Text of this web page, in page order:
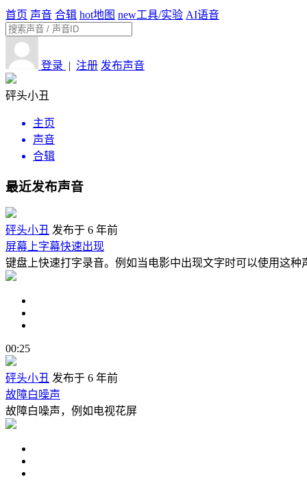
首页 声音 合辑 hot地图 new工具/实验 AI语音
登录 | 注册 发布声音
砰头小丑
主页
声音
合辑
最近发布声音
砰头小丑 发布于 6 年前
屏幕上字幕快速出现
键盘上快速打字录音。例如当电影中出现文字时可以使用这种
00:25
砰头小丑 发布于 6 年前
故障白噪声
故障白噪声，例如电视花屏